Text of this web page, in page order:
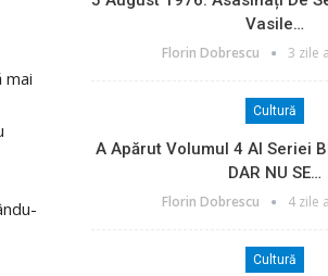
mai
Vasile…
Florin Dobrescu 3 zile
Cultură
A Apărut Volumul 4 Al Seriei
DAR NU SE…
Florin Dobrescu 4 zile
Cultură